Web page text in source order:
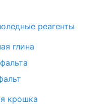
реагенты
глина
крошка